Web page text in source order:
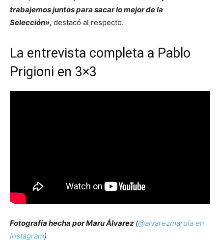
trabajemos juntos para sacar lo mejor de la
Selección», destacó al respecto.
La entrevista completa a Pablo
Prigioni en 3×3
Fotografía hecha por Maru Álvarez (@alvarezmarula en
Instagram)